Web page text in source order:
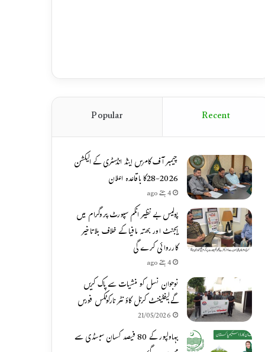
Recent
Popular
چیمبر آف کامرس اینڈ انڈسٹری کے الیکشن
2026-28کا باقاعدہ اعلان
4 ہفتے ago
پولیس بے نظیر انکم سپورٹ پروگرام میں
ایجنٹ اور بھتہ مافیا کے خلاف بلاتاخیر
کارروائی کرے گی
4 ہفتے ago
نوجوان نسل کو منشیات سے پاک کریں
گے،لیفٹیننٹ کرنل کاؤنٹر نارکوٹکس فورس
21/05/2026
بہاولپور کے 80 فیصد کسان سبسڈی سے